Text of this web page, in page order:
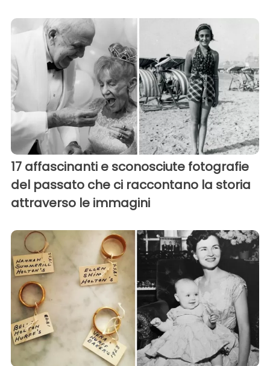
17 affascinanti e sconosciute fotografie
del passato che ci raccontano la storia
attraverso le immagini